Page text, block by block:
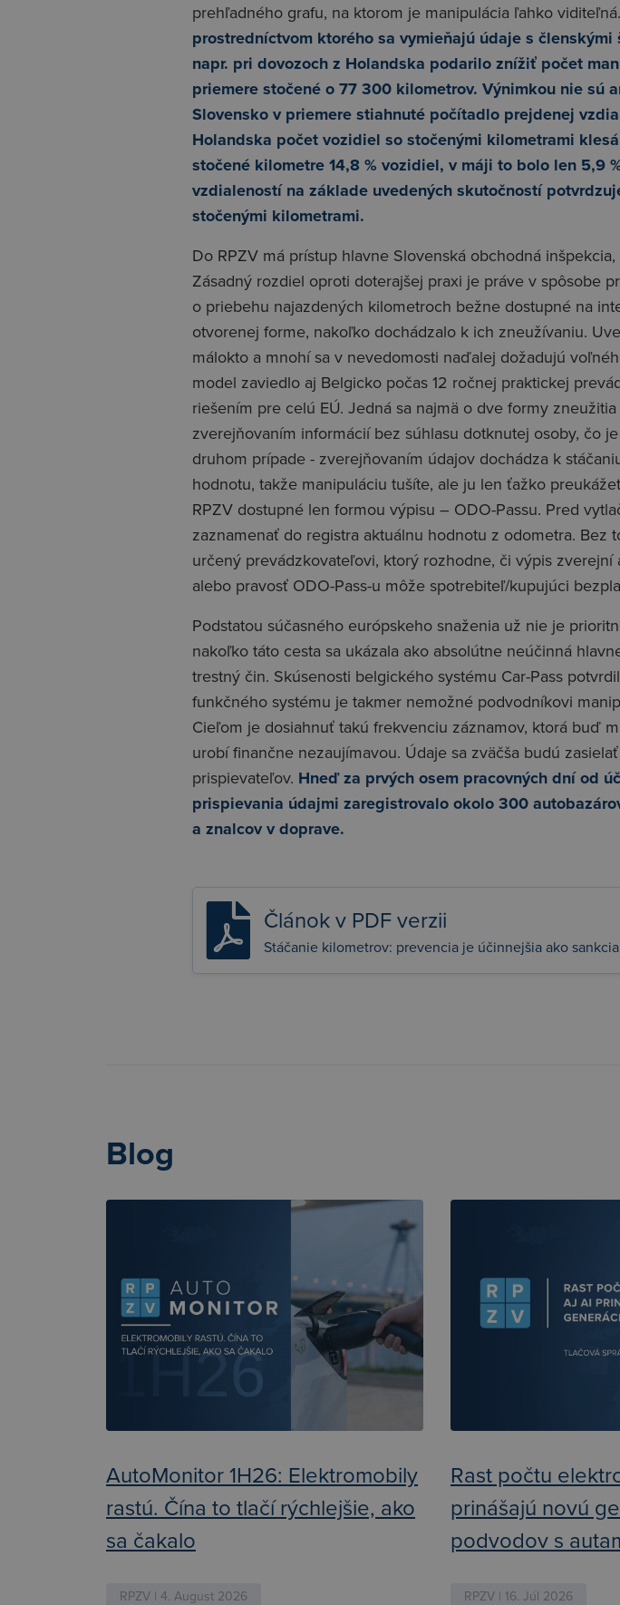
prehľadného grafu, na ktorom je manipulácia ľahko viditeľná.
prostredníctvom ktorého sa vymieňajú údaje s
napr. pri dovozoch z Holandska podarilo znížiť počet
priemere stočené o 77 300 kilometrov. Výnimkou nie sú
Slovensko v priemere stiahnuté počítadlo prejdenej
Holandska počet vozidiel so stočenými kilometrami
stočené kilometre 14,8 % vozidiel, v máji to bolo len 5,9
vzdialeností na základe uvedených skutočností
stočenými kilometrami.
Do RPZV má prístup hlavne Slovenská obchodná
Zásadný rozdiel oproti doterajšej praxi je práve v spôsobe
o priebehu najazdených kilometroch bežne dostupné na
otvorenej forme, nakoľko dochádzalo k ich zneužívaniu.
málokto a mnohí sa v nevedomosti naďalej dožadujú
model zaviedlo aj Belgicko počas 12 ročnej praktickej
riešením pre celú EÚ. Jedná sa najmä o dve formy
zverejňovaním informácií bez súhlasu dotknutej osoby, čo
druhom prípade - zverejňovaním údajov dochádza k
hodnotu, takže manipuláciu tušíte, ale ju len ťažko
RPZV dostupné len formou výpisu – ODO-Passu. Pred
zaznamenať do registra aktuálnu hodnotu z odometra.
určený prevádzkovateľovi, ktorý rozhodne, či výpis
alebo pravosť ODO-Pass-u môže spotrebiteľ/kupujúci
Podstatou súčasného európskeho snaženia už nie je
nakoľko táto cesta sa ukázala ako absolútne neúčinná
trestný čin. Skúsenosti belgického systému Car-Pass
funkčného systému je takmer nemožné podvodníkovi
Cieľom je dosiahnuť takú frekvenciu záznamov, ktorá buď
urobí finančne nezaujímavou. Údaje sa zväčša budú
prispievateľov. Hneď za prvých osem pracovných dní od
prispievania údajmi zaregistrovalo okolo 300
a znalcov v doprave.
Článok v PDF verzii
Stáčanie kilometrov: prevencia je účinnejšia ako sankcia
Blog
AutoMonitor 1H26: Elektromobily
rastú. Čína to tlačí rýchlejšie, ako
sa čakalo
RPZV | 4. August 2026
Rast počtu
prinášajú novú
podvodov s
RPZV | 16. Júl 2026